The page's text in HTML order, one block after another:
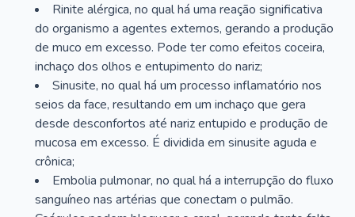
Rinite alérgica, no qual há uma reação significativa
do organismo a agentes externos, gerando a produção
de muco em excesso. Pode ter como efeitos coceira,
inchaço dos olhos e entupimento do nariz;
Sinusite, no qual há um processo inflamatório nos
seios da face, resultando em um inchaço que gera
desde desconfortos até nariz entupido e produção de
mucosa em excesso. É dividida em sinusite aguda e
crônica;
Embolia pulmonar, no qual há a interrupção do fluxo
sanguíneo nas artérias que conectam o pulmão.